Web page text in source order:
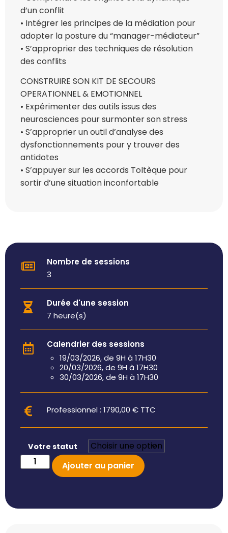
d’un conflit
• Intégrer les principes de la médiation pour
adopter la posture du “manager-médiateur”
• S’approprier des techniques de résolution
des conflits
CONSTRUIRE SON KIT DE SECOURS
OPERATIONNEL & EMOTIONNEL
• Expérimenter des outils issus des
neurosciences pour surmonter son stress
• S’approprier un outil d’analyse des
dysfonctionnements pour y trouver des
antidotes
• S’appuyer sur les accords Toltèque pour
sortir d’une situation inconfortable
Nombre de sessions
3
Durée d'une session
7 heure(s)
Calendrier des sessions
19/03/2026, de 9H à 17H30
20/03/2026, de 9H à 17H30
30/03/2026, de 9H à 17H30
Professionnel : 1790,00 € TTC
Votre statut
Ajouter au panier